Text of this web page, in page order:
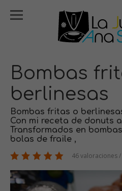
Bombas
berlinesas
Bombas fritas o
Con mi receta de donuts
Transformados en
bolas de fraile ,
46 valoraciones